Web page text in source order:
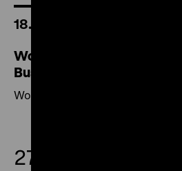
18.30 Uhr
Wofür starb Dirk Boonstra
Busch
Wofür starb Dirk Boonstra / Ich
27.